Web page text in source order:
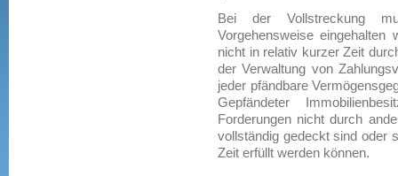
Bei der Vollstreckung
Vorgehensweise eingehalten
nicht in relativ kurzer Zeit
der Verwaltung von
jeder pfändbare
Gepfändeter
Forderungen nicht durch
vollständig gedeckt sind oder
Zeit erfüllt werden können.